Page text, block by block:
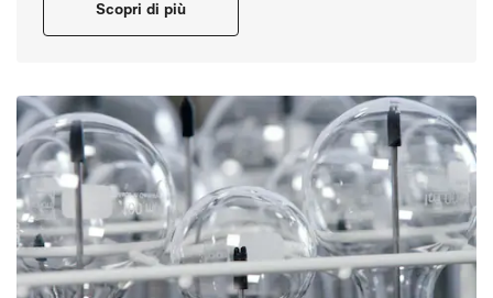
Scopri di più